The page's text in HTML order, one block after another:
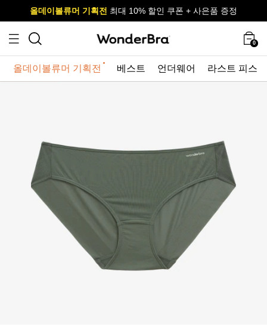
사이즈 무료 교환 서비스
올데이볼류머 기획전 최대 10% 할인 쿠폰 + 사은품 증정
사이즈 무료 교환 서비스
올데이볼류머 기획전
0
올데이볼류머 기획전 베스트 언더웨어 라스트 피스